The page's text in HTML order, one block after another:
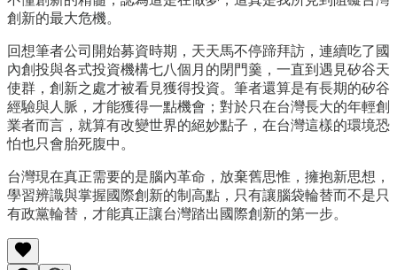
創新的最大危機。
回想筆者公司開始募資時期，天天馬不停蹄拜訪，連續吃了國
內創投與各式投資機構七八個月的閉門羹，一直到遇見矽谷天
使群，創新之處才被看見獲得投資。筆者還算是有長期的矽谷
經驗與人脈，才能獲得一點機會；對於只在台灣長大的年輕創
業者而言，就算有改變世界的絕妙點子，在台灣這樣的環境恐
怕也只會胎死腹中。
台灣現在真正需要的是腦內革命，放棄舊思惟，擁抱新思想，
學習辨識與掌握國際創新的制高點，只有讓腦袋輪替而不是只
有政黨輪替，才能真正讓台灣踏出國際創新的第一步。